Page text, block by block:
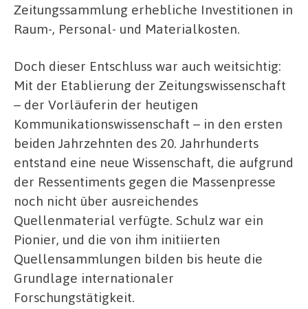
Zeitungssammlung erhebliche Investitionen in
Raum-, Personal- und Materialkosten.
Doch dieser Entschluss war auch weitsichtig:
Mit der Etablierung der Zeitungswissenschaft
– der Vorläuferin der heutigen
Kommunikationswissenschaft – in den ersten
beiden Jahrzehnten des 20. Jahrhunderts
entstand eine neue Wissenschaft, die aufgrund
der Ressentiments gegen die Massenpresse
noch nicht über ausreichendes
Quellenmaterial verfügte. Schulz war ein
Pionier, und die von ihm initiierten
Quellensammlungen bilden bis heute die
Grundlage internationaler
Forschungstätigkeit.